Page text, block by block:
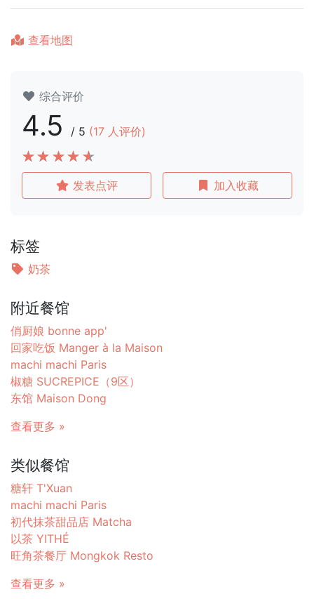
查看地图
综合评价
4.5 / 5 (17 人评价)
发表点评 加入收藏
标签
奶茶
附近餐馆
俏厨娘 bonne app'
回家吃饭 Manger à la Maison
machi machi Paris
椒糖 SUCREPICE（9区）
东馆 Maison Dong
查看更多 »
类似餐馆
糖轩 T'Xuan
machi machi Paris
初代抹茶甜品店 Matcha
以茶 YITHÉ
旺角茶餐厅 Mongkok Resto
查看更多 »